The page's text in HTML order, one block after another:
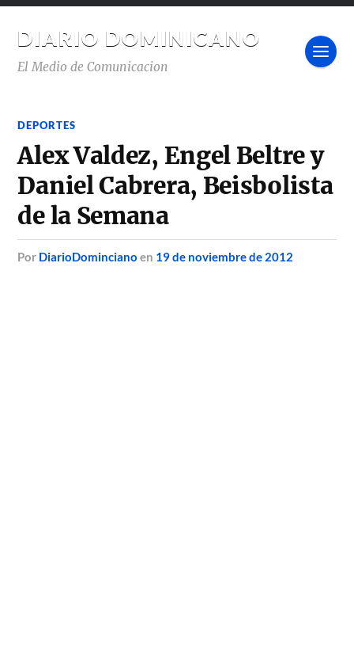
DIARIO DOMINICANO
El Medio de Comunicacion
DEPORTES
Alex Valdez, Engel Beltre y
Daniel Cabrera, Beisbolista
de la Semana
por DiarioDominciano en 19 de noviembre de 2012